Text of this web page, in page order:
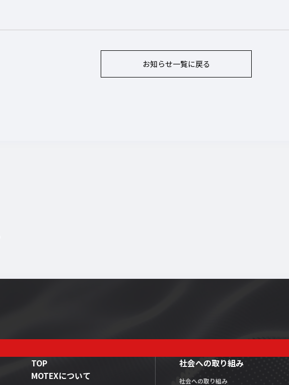
お知らせ一覧に戻る
TOP
MOTEXについて
社会への取り組み
社会への取り組み